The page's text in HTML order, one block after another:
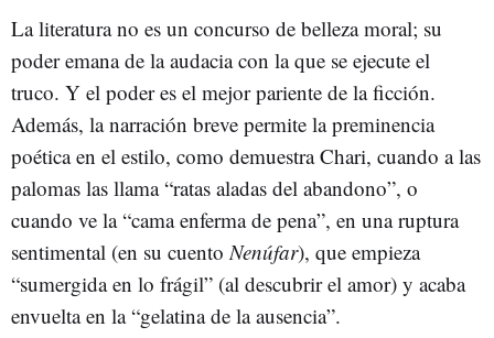
La literatura no es un concurso de belleza moral; su
poder emana de la audacia con la que se ejecute el
truco. Y el poder es el mejor pariente de la ficción.
Además, la narración breve permite la preminencia
poética en el estilo, como demuestra Chari, cuando a las
palomas las llama “ratas aladas del abandono”, o
cuando ve la “cama enferma de pena”, en una ruptura
sentimental (en su cuento Nenúfar), que empieza
“sumergida en lo frágil” (al descubrir el amor) y acaba
envuelta en la “gelatina de la ausencia”.